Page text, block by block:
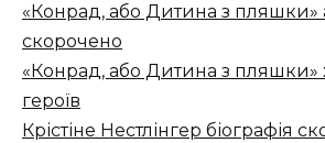
«Конрад, або Дитина з пляшки»
скорочено
«Конрад, або Дитина з пляшки»
героїв
Крістіне Нестлінгер біографія